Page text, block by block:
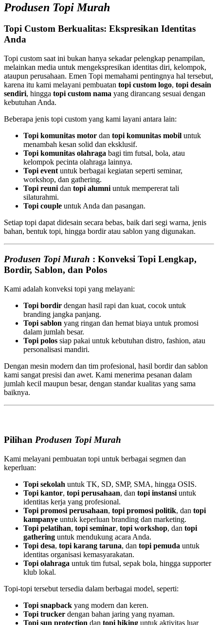
Produsen Topi Murah
Topi Custom Berkualitas: Ekspresikan Identitas
Anda
Topi custom saat ini bukan hanya sekadar pelengkap penampilan,
melainkan media untuk mengekspresikan identitas diri, kelompok,
ataupun perusahaan. Emen Topi memahami pentingnya hal tersebut,
karena itu kami melayani pembuatan topi custom logo, topi desain
sendiri, hingga topi custom nama yang dirancang sesuai dengan
kebutuhan Anda.
Beberapa jenis topi custom yang kami layani antara lain:
Topi komunitas motor dan topi komunitas mobil untuk
menambah kesan solid dan eksklusif.
Topi komunitas olahraga bagi tim futsal, bola, atau
kelompok pecinta olahraga lainnya.
Topi event untuk berbagai kegiatan seperti seminar,
workshop, dan gathering.
Topi reuni dan topi alumni untuk mempererat tali
silaturahmi.
Topi couple untuk Anda dan pasangan.
Setiap topi dapat didesain secara bebas, baik dari segi warna, jenis
bahan, bentuk topi, hingga bordir atau sablon yang digunakan.
Produsen Topi Murah : Konveksi Topi Lengkap,
Bordir, Sablon, dan Polos
Kami adalah konveksi topi yang melayani:
Topi bordir dengan hasil rapi dan kuat, cocok untuk
branding jangka panjang.
Topi sablon yang ringan dan hemat biaya untuk promosi
dalam jumlah besar.
Topi polos siap pakai untuk kebutuhan distro, fashion, atau
personalisasi mandiri.
Dengan mesin modern dan tim profesional, hasil bordir dan sablon
kami sangat presisi dan awet. Kami menerima pesanan dalam
jumlah kecil maupun besar, dengan standar kualitas yang sama
baiknya.
Pilihan Produsen Topi Murah
Kami melayani pembuatan topi untuk berbagai segmen dan
keperluan:
Topi sekolah untuk TK, SD, SMP, SMA, hingga OSIS.
Topi kantor, topi perusahaan, dan topi instansi untuk
identitas kerja yang profesional.
Topi promosi perusahaan, topi promosi politik, dan topi
kampanye untuk keperluan branding dan marketing.
Topi pelatihan, topi seminar, topi workshop, dan topi
gathering untuk mendukung acara Anda.
Topi desa, topi karang taruna, dan topi pemuda untuk
identitas organisasi kemasyarakatan.
Topi olahraga untuk tim futsal, sepak bola, hingga supporter
klub lokal.
Topi-topi tersebut tersedia dalam berbagai model, seperti:
Topi snapback yang modern dan keren.
Topi trucker dengan bahan jaring yang nyaman.
Topi sun protection dan topi hiking untuk aktivitas luar